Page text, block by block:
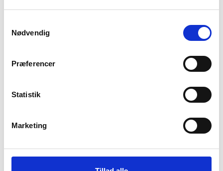
Nødvendig
Præferencer
Statistik
Marketing
Ekstra funktioner– Nogle lygter har indbyggede nødblink, UV-lys,
hvilket kan være nyttigt i forskellige situationer.
Køb din næste lommelygte
nemt og sikkert hos
Backpackerlife.dk
lyskilde uanset om du befinder dig i naturen eller i hjemmet. Hos
Backpackerlife.dk tilbyder vi et udvalg af lommelygter til alle, så du
stort udvalg af lommelygter i forskellige varianter – lige fra led
nødradio med lommelygte